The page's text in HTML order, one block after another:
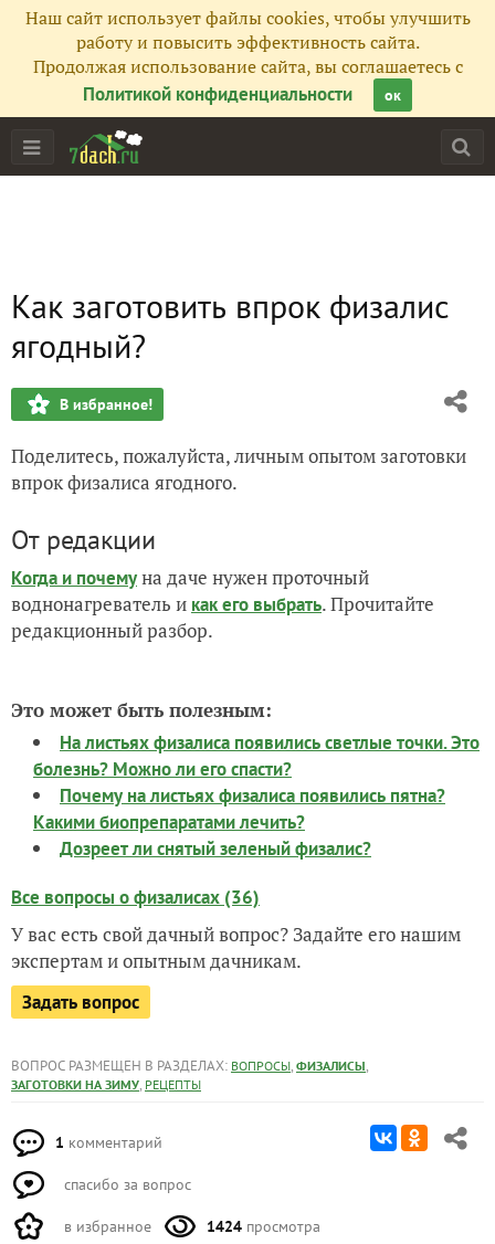
Наш сайт использует файлы cookies, чтобы улучшить
работу и повысить эффективность сайта.
Продолжая использование сайта, вы соглашаетесь с
Политикой конфиденциальности
ок
Как заготовить впрок физалис
ягодный?
В избранное!
Поделитесь, пожалуйста, личным опытом заготовки
впрок физалиса ягодного.
От редакции
Когда и почемуна даче нужен проточный
воднонагреватель и как его выбрать. Прочитайте
редакционный разбор.
Это может быть полезным:
На листьях физалиса появились светлые точки. Это
болезнь? Можно ли его спасти?
Почему на листьях физалиса появились пятна?
Какими биопрепаратами лечить?
Дозреет ли снятый зеленый физалис?
Все вопросы о физалисах (36)
У вас есть свой дачный вопрос? Задайте его нашим
экспертам и опытным дачникам.
Задать вопрос
ВОПРОС РАЗМЕЩЕН В РАЗДЕЛАХ: ВОПРОСЫ, ФИЗАЛИСЫ,
ЗАГОТОВКИ НА ЗИМУ, РЕЦЕПТЫ
1 комментарий
спасибо за вопрос
в избранное 1424 просмотра